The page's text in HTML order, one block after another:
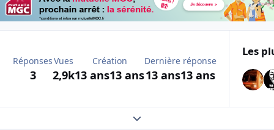
Réponses
3
Vues
2,9k
Création
13 ans13 ans
Dernière réponse
13 ans13 ans
Les
Expand topic overview